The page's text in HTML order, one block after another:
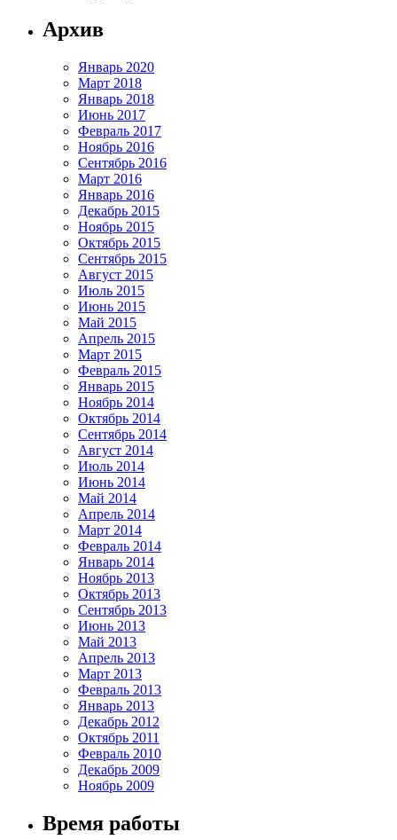
Архив
Январь 2020
Март 2018
Январь 2018
Июнь 2017
Февраль 2017
Ноябрь 2016
Сентябрь 2016
Март 2016
Январь 2016
Декабрь 2015
Ноябрь 2015
Октябрь 2015
Сентябрь 2015
Август 2015
Июль 2015
Июнь 2015
Май 2015
Апрель 2015
Март 2015
Февраль 2015
Январь 2015
Ноябрь 2014
Октябрь 2014
Сентябрь 2014
Август 2014
Июль 2014
Июнь 2014
Май 2014
Апрель 2014
Март 2014
Февраль 2014
Январь 2014
Ноябрь 2013
Октябрь 2013
Сентябрь 2013
Июнь 2013
Май 2013
Апрель 2013
Март 2013
Февраль 2013
Январь 2013
Декабрь 2012
Октябрь 2011
Февраль 2010
Декабрь 2009
Ноябрь 2009
Время работы